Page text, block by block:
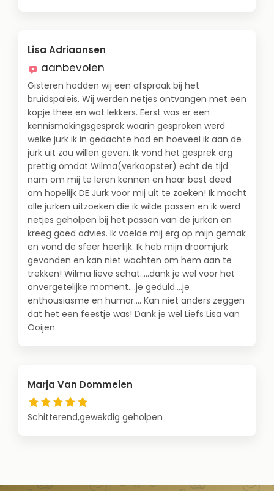
Lisa Adriaansen
aanbevolen
Gisteren hadden wij een afspraak bij het
bruidspaleis. Wij werden netjes ontvangen met een
kopje thee en wat lekkers. Eerst was er een
kennismakingsgesprek waarin gesproken werd
welke jurk ik in gedachte had en hoeveel ik aan de
jurk uit zou willen geven. Ik vond het gesprek erg
prettig omdat Wilma(verkoopster) echt de tijd
nam om mij te leren kennen en haar best deed
om hopelijk DE Jurk voor mij uit te zoeken! Ik mocht
alle jurken uitzoeken die ik wilde passen en ik werd
netjes geholpen bij het passen van de jurken en
kreeg goed advies. Ik voelde mij erg op mijn gemak
en vond de sfeer heerlijk. Ik heb mijn droomjurk
gevonden en kan niet wachten om hem aan te
trekken! Wilma lieve schat.....dank je wel voor het
onvergetelijke moment....je geduld....je
enthousiasme en humor.... Kan niet anders zeggen
dat het een feestje was! Dank je wel Liefs Lisa van
Ooijen
Marja Van Dommelen
Schitterend,gewekdig geholpen